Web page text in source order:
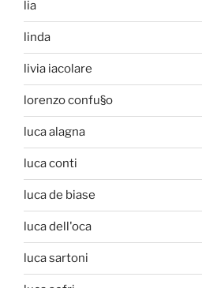
lia
linda
livia iacolare
lorenzo confu§o
luca alagna
luca conti
luca de biase
luca dell'oca
luca sartoni